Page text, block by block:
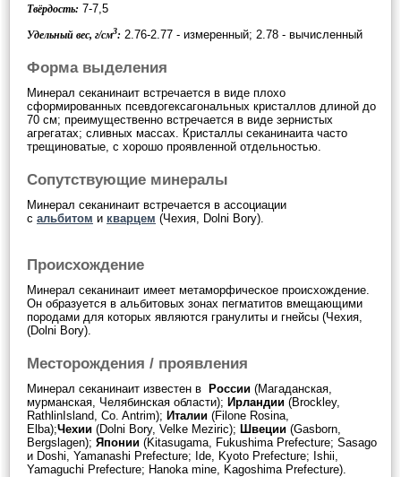
Твёрдость: 7-7,5
Удельный вес, г/см3: 2.76-2.77 - измеренный; 2.78 - вычисленный
Форма выделения
Минерал секанинаит встречается в виде плохо
сформированных псевдогексагональных кристаллов длиной до
70 см; преимущественно встречается в виде зернистых
агрегатах; сливных массах. Кристаллы секанинаита часто
трещиноватые, с хорошо проявленной отдельностью.
Сопутствующие минералы
Минерал секанинаит встречается в ассоциации
с альбитом и кварцем (Чехия, Dolni Bory).
Происхождение
Минерал секанинаит имеет метаморфическое происхождение.
Он образуется в альбитовых зонах пегматитов вмещающими
породами для которых являются гранулиты и гнейсы (Чехия,
(Dolni Bory).
Месторождения / проявления
Минерал секанинаит известен в России (Магаданская,
мурманская, Челябинская области); Ирландии (Brockley,
RathlinIsland, Co. Antrim); Италии (Filone Rosina,
Elba);Чехии (Dolni Bory, Velke Meziric); Швеции (Gasborn,
Bergslagen); Японии (Kitasugama, Fukushima Prefecture; Sasago
и Doshi, Yamanashi Prefecture; Ide, Kyoto Prefecture; Ishii,
Yamaguchi Prefecture; Hanoka mine, Kagoshima Prefecture).